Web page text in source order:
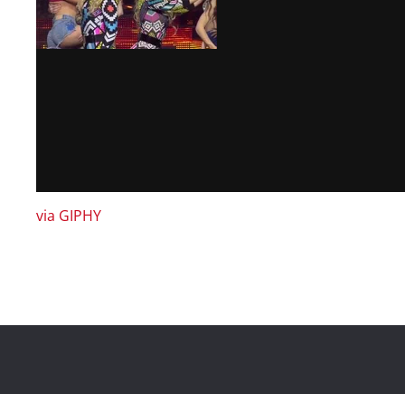
via GIPHY